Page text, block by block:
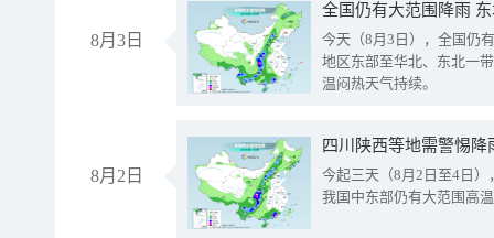
8月3日
全国仍有大范围降雨
今天（8月3日），全国仍
地区东部至华北、东北一
温闷热天气持续。
8月2日
今起三天（8月2日至4日
我国中东部仍有大范围高